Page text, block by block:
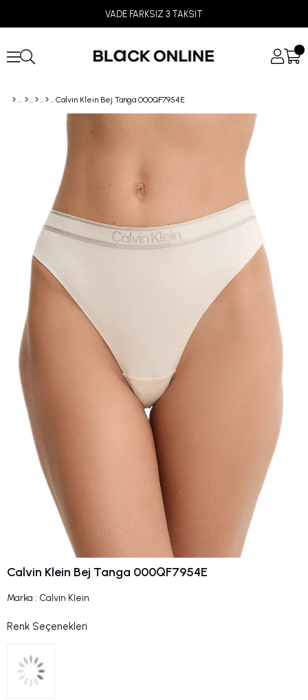
VADE FARKSIZ 3 TAKSİT
Calvin Klein Bej Tanga 000QF7954E
Calvin Klein Bej Tanga 000QF7954E
Marka : Calvin Klein
Renk Seçenekleri